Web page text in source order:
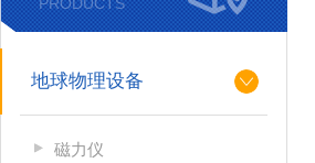
地球物理设备
磁力仪